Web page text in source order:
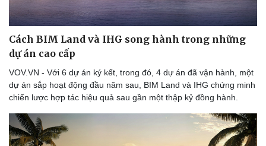
Cách BIM Land và IHG song hành trong những
dự án cao cấp
VOV.VN - Với 6 dự án ký kết, trong đó, 4 dự án đã vận hành, một
dự án sắp hoạt động đầu năm sau, BIM Land và IHG chứng minh
chiến lược hợp tác hiệu quả sau gần một thập kỷ đồng hành.